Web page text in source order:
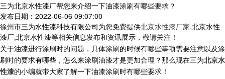
三为北京水性漆厂帮您来介绍一下油漆涂刷有哪些要求？
发布日期：2022-06-06 09:07:00
徐州市三为水性漆科技有限公司为您免费提供北京水性漆厂家,北京水性
漆厂,北京水性漆等相关信息发布和资讯展示，敬请关注！
关于油漆进行涂刷时的问题，具体涂刷的时候有哪些事项需要注意以及涂
刷时的要求有哪些，怎么来涂刷油漆才是更加合理？那么现在三为北京水
性漆的小编就带大家了解一下油漆涂刷时有哪些要求！